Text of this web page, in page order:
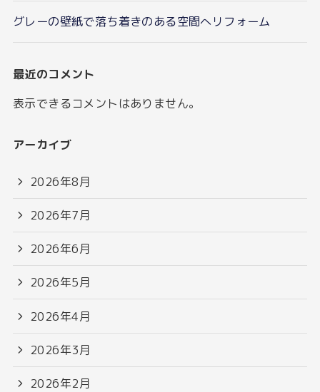
グレーの壁紙で落ち着きのある空間へリフォーム
最近のコメント
表示できるコメントはありません。
アーカイブ
2026年8月
2026年7月
2026年6月
2026年5月
2026年4月
2026年3月
2026年2月